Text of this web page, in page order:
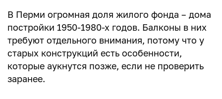
В Перми огромная доля жилого фонда – дома
постройки 1950-1980-х годов. Балконы в них
требуют отдельного внимания, потому что у
старых конструкций есть особенности,
которые аукнутся позже, если не проверить
заранее.